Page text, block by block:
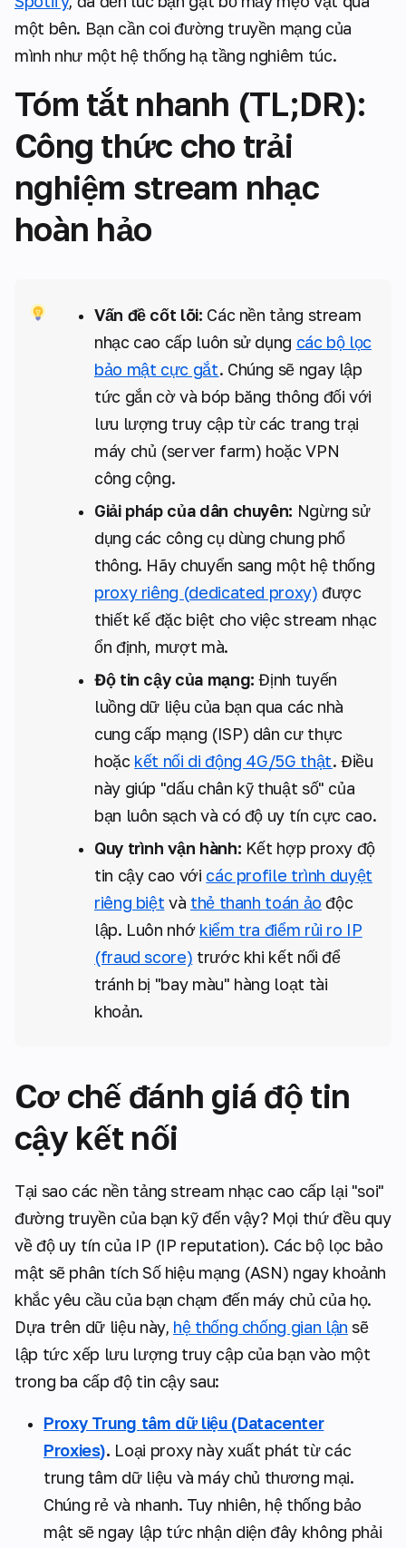
một bên. Bạn cần coi đường truyền mạng của
mình như một hệ thống hạ tầng nghiêm túc.
Tóm tắt nhanh (TL;DR):
Công thức cho trải
nghiệm stream nhạc
hoàn hảo
Vấn đề cốt lõi: Các nền tảng stream
nhạc cao cấp luôn sử dụng các bộ lọc
bảo mật cực gắt. Chúng sẽ ngay lập
tức gắn cờ và bóp băng thông đối với
lưu lượng truy cập từ các trang trại
máy chủ (server farm) hoặc VPN
công cộng.
Giải pháp của dân chuyên: Ngừng sử
dụng các công cụ dùng chung phổ
thông. Hãy chuyển sang một hệ thống
proxy riêng (dedicated proxy) được
thiết kế đặc biệt cho việc stream nhạc
ổn định, mượt mà.
Độ tin cậy của mạng: Định tuyến
luồng dữ liệu của bạn qua các nhà
cung cấp mạng (ISP) dân cư thực
hoặc kết nối di động 4G/5G thật. Điều
này giúp "dấu chân kỹ thuật số" của
bạn luôn sạch và có độ uy tín cực cao.
Quy trình vận hành: Kết hợp proxy độ
tin cậy cao với các profile trình duyệt
riêng biệt và thẻ thanh toán ảo độc
lập. Luôn nhớ kiểm tra điểm rủi ro IP
(fraud score) trước khi kết nối để
tránh bị "bay màu" hàng loạt tài
khoản.
Cơ chế đánh giá độ tin
cậy kết nối
Tại sao các nền tảng stream nhạc cao cấp lại "soi"
đường truyền của bạn kỹ đến vậy? Mọi thứ đều quy
về độ uy tín của IP (IP reputation). Các bộ lọc bảo
mật sẽ phân tích Số hiệu mạng (ASN) ngay khoảnh
khắc yêu cầu của bạn chạm đến máy chủ của họ.
Dựa trên dữ liệu này, hệ thống chống gian lận sẽ
lập tức xếp lưu lượng truy cập của bạn vào một
trong ba cấp độ tin cậy sau:
Proxy Trung tâm dữ liệu (Datacenter
Proxies). Loại proxy này xuất phát từ các
trung tâm dữ liệu và máy chủ thương mại.
Chúng rẻ và nhanh. Tuy nhiên, hệ thống bảo
mật sẽ ngay lập tức nhận diện đây không phải